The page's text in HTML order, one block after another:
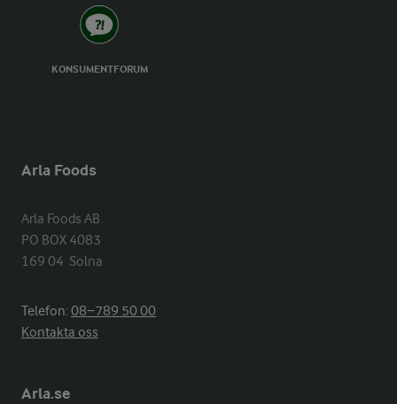
KONSUMENTFORUM
Arla Foods
Arla Foods AB
PO BOX 4083
169 04  Solna
Telefon:08−789 50 00
Kontakta oss
Arla.se